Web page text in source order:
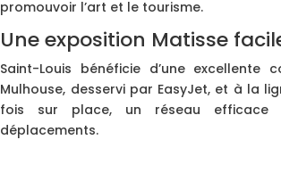
promouvoir l’art et le tourisme.
Une exposition Matisse
Saint-Louis bénéficie d’une excellente
Mulhouse, desservi par EasyJet, et à la
fois sur place, un réseau efficace
déplacements.